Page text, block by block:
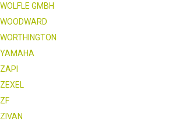
WOLFLE GMBH
WOODWARD
WORTHINGTON
YAMAHA
ZAPI
ZEXEL
ZF
ZIVAN